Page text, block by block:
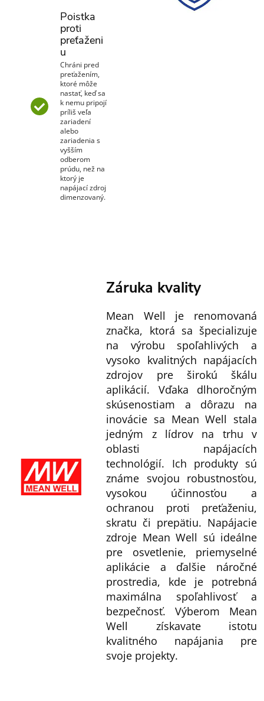
Poistka
proti
preťaženi
u
Chráni pred
preťažením,
ktoré môže
nastať, keď sa
k nemu pripojí
príliš veľa
zariadení
alebo
zariadenia s
vyšším
odberom
prúdu, než na
ktorý je
napájací zdroj
dimenzovaný.
Záruka kvality
Mean Well je renomovaná
značka, ktorá sa špecializuje
na výrobu spoľahlivých a
vysoko kvalitných napájacích
zdrojov pre širokú škálu
aplikácií. Vďaka dlhoročným
skúsenostiam a dôrazu na
inovácie sa Mean Well stala
jedným z lídrov na trhu v
oblasti napájacích
technológií. Ich produkty sú
známe svojou robustnosťou,
vysokou účinnosťou a
ochranou proti preťaženiu,
skratu či prepätiu. Napájacie
zdroje Mean Well sú ideálne
pre osvetlenie, priemyselné
aplikácie a ďalšie náročné
prostredia, kde je potrebná
maximálna spoľahlivosť a
bezpečnosť. Výberom Mean
Well získavate istotu
kvalitného napájania pre
svoje projekty.